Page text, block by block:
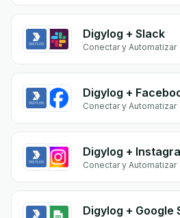
Digylog + Slack
Conectar y Automatizar
Digylog +
Conectar y Automatizar
Digylog +
Conectar y Automatizar
Digylog + Google